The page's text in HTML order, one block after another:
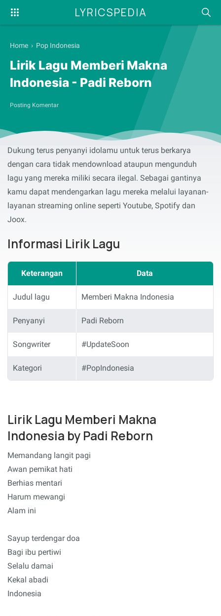
LYRICSPEDIA
Home › Pop Indonesia
Lirik Lagu Memberi Makna
Indonesia - Padi Reborn
Posting Komentar
Selamat membaca serta menyanyikan lirik lagu
Makna Indonesiayang dibawakan olehPadi Reborn.
Dukung terus penyanyi idolamu untuk terus berkarya
dengan cara tidak mendownload ataupun mengunduh
lagu yang mereka miliki secara ilegal. Sebagai gantinya
kamu dapat mendengarkan lagu mereka melalui layanan-
layanan streaming online seperti Youtube, Spotify dan
Joox.
Informasi Lirik Lagu
Keterangan Data
Judul lagu Memberi Makna Indonesia
Penyanyi Padi Reborn
Songwriter #UpdateSoon
Kategori #PopIndonesia
Lirik Lagu Memberi Makna
Indonesia by Padi Reborn
Memandang langit pagi
Awan pemikat hati
Berhias mentari
Harum mewangi
Alam ini
Sayup terdengar doa
Bagi ibu pertiwi
Selalu damai
Kekal abadi
Indonesia